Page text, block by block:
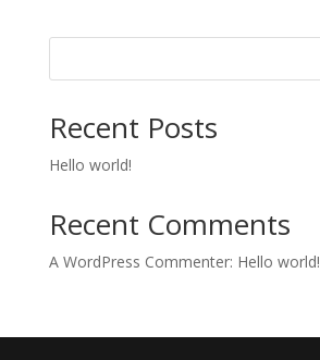
Recent Posts
Hello world!
Recent Comments
A WordPress Commenter: Hello world!